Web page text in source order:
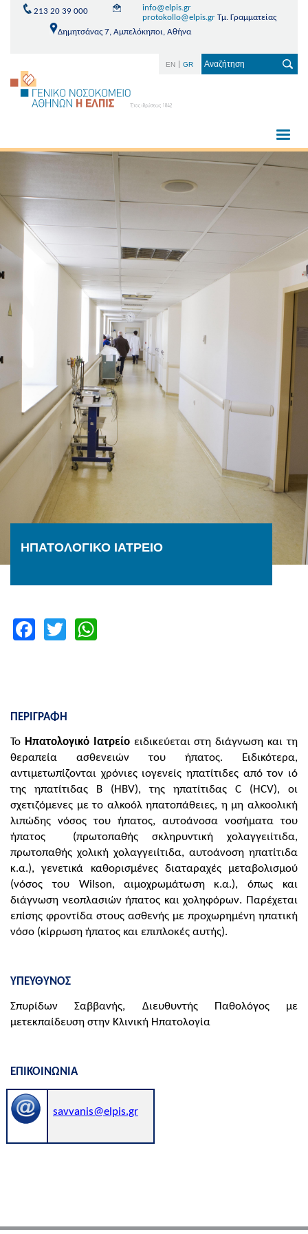
213 20 39 000
info@elpis.gr
protokollo@elpis.grΤμ. Γραμματείας
Δημητσάνας 7, Αμπελόκηποι, Αθήνα
EN GR
ΗΠΑΤΟΛΟΓΙΚΟ ΙΑΤΡΕΙΟ
Facebook
Twitter
ΠΕΡΙΓΡΑΦΗ
Το Ηπατολογικό Ιατρείοειδικεύεται στη διάγνωση και τη
θεραπεία ασθενειών του ήπατος. Ειδικότερα,
αντιμετωπίζονται χρόνιες ιoγενείς ηπατίτιδες από τον ιό
της ηπατίτιδας Β (HBV), της ηπατίτιδας C (HCV), οι
σχετιζόμενες με το αλκοόλ ηπατοπάθειες, η μη αλκοολική
λιπώδης νόσος του ήπατος, αυτοάνοσα νοσήματα του
ήπατος ‎ (πρωτοπαθής σκληρυντική χολαγγειίτιδα,
πρωτοπαθής χολική χολαγγειίτιδα, αυτοάνοση ηπατίτιδα
κ.α.), γενετικά καθορισμένες διαταραχές μεταβολισμού
(νόσος του Wilson, αιμοχρωμάτωση κ.α.), όπως και
διάγνωση νεοπλασιών ήπατος και χοληφόρων. Παρέχεται
επίσης φροντίδα στους ασθενής με προχωρημένη ηπατική
νόσο (κίρρωση ήπατος και επιπλοκές αυτής).
ΥΠΕΥΘΥΝΟΣ
Σπυρίδων Σαββανής, Διευθυντής Παθολόγος με
μετεκπαίδευση στην Κλινική Ηπατολογία
ΕΠΙΚΟΙΝΩΝΙΑ
savvanis@elpis.gr